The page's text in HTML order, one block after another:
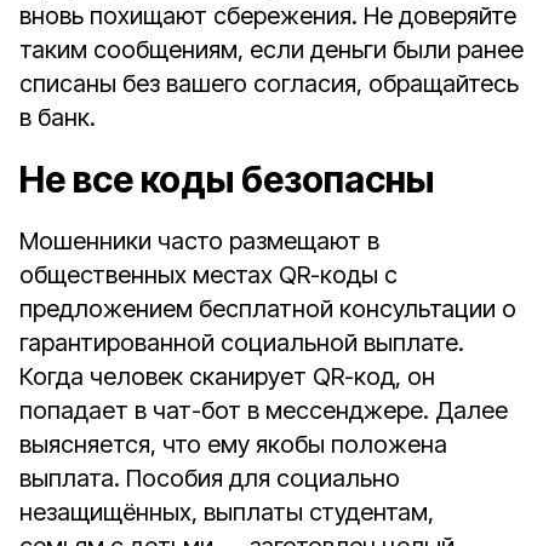
вновь похищают сбережения. Не доверяйте
таким сообщениям, если деньги были ранее
списаны без вашего согласия, обращайтесь
в банк.
Не все коды безопасны
Мошенники часто размещают в
общественных местах QR-коды с
предложением бесплатной консультации о
гарантированной социальной выплате.
Когда человек сканирует QR-код, он
попадает в чат-бот в мессенджере. Далее
выясняется, что ему якобы положена
выплата. Пособия для социально
незащищённых, выплаты студентам,